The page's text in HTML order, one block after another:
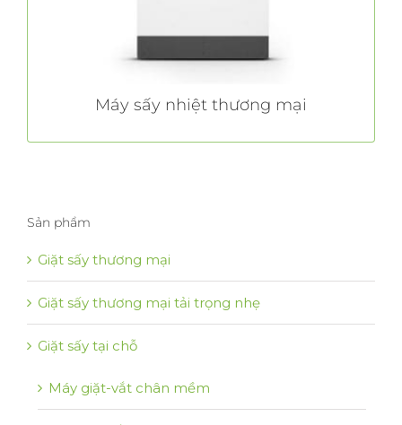
Máy sấy nhiệt thương mại
TÌM HIỂU THÊM
Sản phẩm
Giặt sấy thương mại
Giặt sấy thương mại tải trọng nhẹ
Giặt sấy tại chỗ
Máy giặt-vắt chân mềm